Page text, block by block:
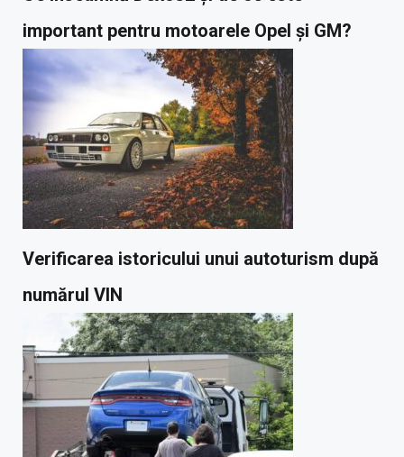
important pentru motoarele Opel și GM?
Verificarea istoricului unui autoturism după
numărul VIN